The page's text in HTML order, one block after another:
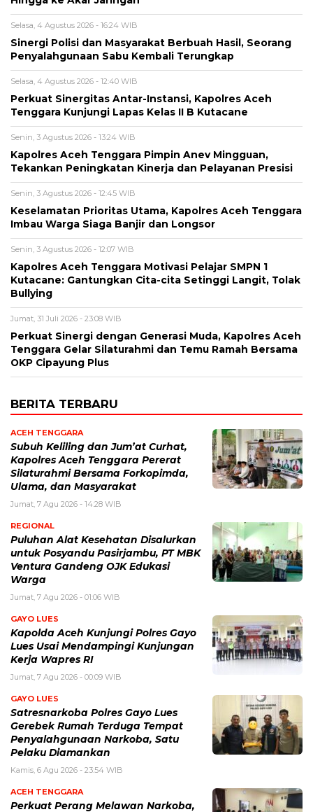
Selasa, 4 Agustus 2026 - 16:24 WIB
Sinergi Polisi dan Masyarakat Berbuah Hasil, Seorang
Penyalahgunaan Sabu Kembali Terungkap
Selasa, 4 Agustus 2026 - 12:40 WIB
Perkuat Sinergitas Antar-Instansi, Kapolres Aceh
Tenggara Kunjungi Lapas Kelas II B Kutacane
Senin, 3 Agustus 2026 - 13:24 WIB
Kapolres Aceh Tenggara Pimpin Anev Mingguan,
Tekankan Peningkatan Kinerja dan Pelayanan Presisi
Senin, 3 Agustus 2026 - 12:45 WIB
Keselamatan Prioritas Utama, Kapolres Aceh Tenggara
Imbau Warga Siaga Banjir dan Longsor
Senin, 3 Agustus 2026 - 12:07 WIB
Kapolres Aceh Tenggara Motivasi Pelajar SMPN 1
Kutacane: Gantungkan Cita-cita Setinggi Langit, Tolak
Bullying
Jumat, 31 Juli 2026 - 23:08 WIB
Perkuat Sinergi dengan Generasi Muda, Kapolres Aceh
Tenggara Gelar Silaturahmi dan Temu Ramah Bersama
OKP Cipayung Plus
BERITA TERBARU
ACEH TENGGARA
Subuh Keliling dan Jum’at Curhat,
Kapolres Aceh Tenggara Pererat
Silaturahmi Bersama Forkopimda,
Ulama, dan Masyarakat
Jumat, 7 Agu 2026 - 14:28 WIB
REGIONAL
Puluhan Alat Kesehatan Disalurkan
untuk Posyandu Pasirjambu, PT MBK
Ventura Gandeng OJK Edukasi
Warga
Jumat, 7 Agu 2026 - 01:06 WIB
GAYO LUES
Kapolda Aceh Kunjungi Polres Gayo
Lues Usai Mendampingi Kunjungan
Kerja Wapres RI
Jumat, 7 Agu 2026 - 00:09 WIB
GAYO LUES
Satresnarkoba Polres Gayo Lues
Gerebek Rumah Terduga Tempat
Penyalahgunaan Narkoba, Satu
Pelaku Diamankan
Kamis, 6 Agu 2026 - 23:54 WIB
ACEH TENGGARA
Perkuat Perang Melawan Narkoba,